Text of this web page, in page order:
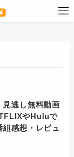
見逃し無料動画
やHuluで
感想・レビュ